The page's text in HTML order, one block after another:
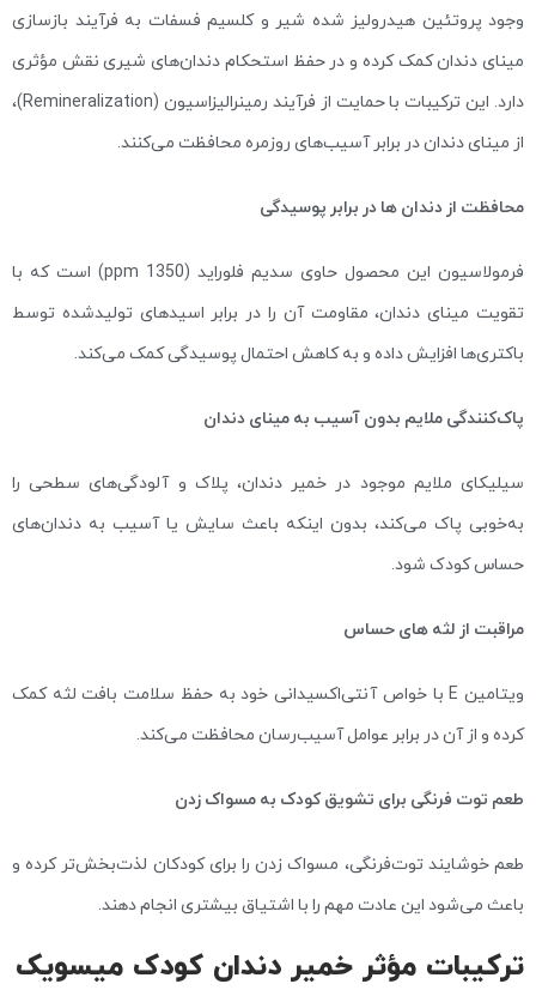
وجود پروتئین هیدرولیز شده شیر و کلسیم فسفات به فرآیند بازسازی
مینای دندان کمک کرده و در حفظ استحکام دندان‌های شیری نقش مؤثری
دارد. این ترکیبات با حمایت از فرآیند رمینرالیزاسیون (Remineralization)،
از مینای دندان در برابر آسیب‌های روزمره محافظت می‌کنند.
محافظت از دندان‌ ها در برابر پوسیدگی
فرمولاسیون این محصول حاوی سدیم فلوراید (1350 ppm) است که با
تقویت مینای دندان، مقاومت آن را در برابر اسیدهای تولیدشده توسط
باکتری‌ها افزایش داده و به کاهش احتمال پوسیدگی کمک می‌کند.
پاک‌کنندگی ملایم بدون آسیب به مینای دندان
سیلیکای ملایم موجود در خمیر دندان، پلاک و آلودگی‌های سطحی را
به‌خوبی پاک می‌کند، بدون اینکه باعث سایش یا آسیب به دندان‌های
حساس کودک شود.
مراقبت از لثه‌ های حساس
ویتامین E با خواص آنتی‌اکسیدانی خود به حفظ سلامت بافت لثه کمک
کرده و از آن در برابر عوامل آسیب‌رسان محافظت می‌کند.
طعم توت‌ فرنگی برای تشویق کودک به مسواک زدن
طعم خوشایند توت‌فرنگی، مسواک زدن را برای کودکان لذت‌بخش‌تر کرده و
باعث می‌شود این عادت مهم را با اشتیاق بیشتری انجام دهند.
ترکیبات مؤثر خمیر دندان کودک میسویک